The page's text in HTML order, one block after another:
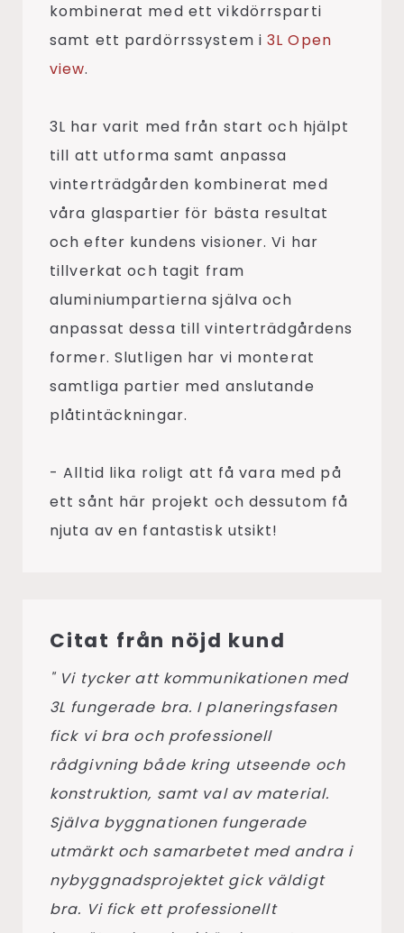
kombinerat med ett vikdörrsparti
samt ett pardörrssystem i3L Open
view.
3L har varit med från start och hjälpt
till att utforma samt anpassa
vinterträdgården kombinerat med
våra glaspartier för bästa resultat
och efter kundens visioner. Vi har
tillverkat och tagit fram
aluminiumpartierna själva och
anpassat dessa till vinterträdgårdens
former. Slutligen har vi monterat
samtliga partier med anslutande
plåtintäckningar.
- Alltid lika roligt att få vara med på
ett sånt här projekt och dessutom få
njuta av en fantastisk utsikt!
Citat från nöjd kund
" Vi tycker att kommunikationen med
3L fungerade bra. I planeringsfasen
fick vi bra och professionell
rådgivning både kring utseende och
konstruktion, samt val av material.
Själva byggnationen fungerade
utmärkt och samarbetet med andra i
nybyggnadsprojektet gick väldigt
bra. Vi fick ett professionellt